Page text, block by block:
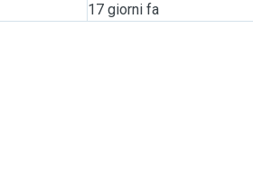
17 giorni fa